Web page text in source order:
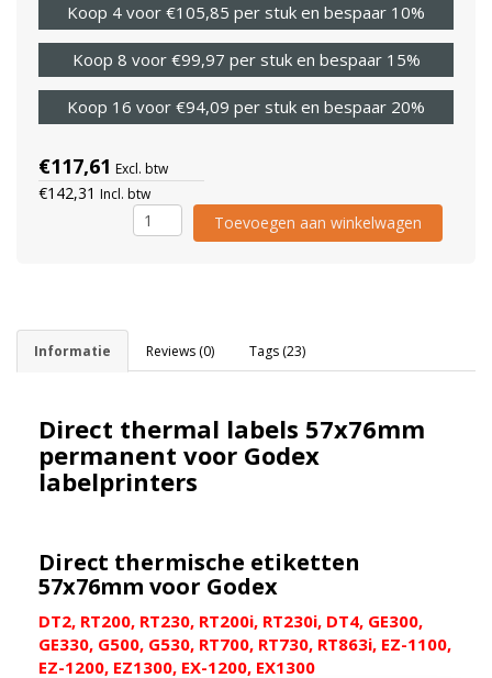
Koop 4 voor €105,85 per stuk en bespaar 10%
Koop 8 voor €99,97 per stuk en bespaar 15%
Koop 16 voor €94,09 per stuk en bespaar 20%
€117,61 Excl. btw
€142,31 Incl. btw
Toevoegen aan winkelwagen
Informatie Reviews (0) Tags (23)
Direct thermal labels 57x76mm
permanent voor Godex
labelprinters
Direct thermische etiketten
57x76mm voor Godex
DT2, RT200, RT230, RT200i, RT230i, DT4, GE300,
GE330, G500, G530, RT700, RT730, RT863i, EZ-1100,
EZ-1200, EZ1300, EX-1200, EX1300